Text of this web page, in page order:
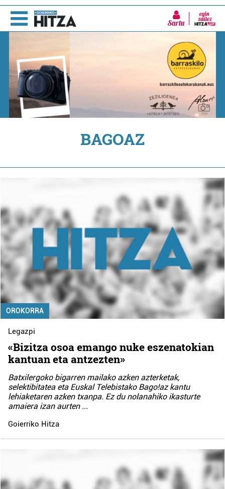
Sartu
BAGOAZ
OROKORRA
Legazpi
«Bizitza osoa emango nuke eszenatokian
kantuan eta antzezten»
Batxilergoko bigarren mailako azken azterketak,
selektibitatea eta Euskal Telebistako Bago!az kantu
lehiaketaren azken txanpa. Ez du nolanahiko ikasturte
amaiera izan aurten ...
Goierriko Hitza